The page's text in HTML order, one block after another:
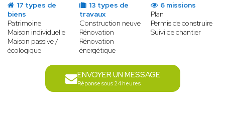
17 types de
biens
Patrimoine
Maison individuelle
Maison passive /
écologique
13 types de
travaux
Construction neuve
Rénovation
Rénovation
énergétique
6 missions
Plan
Permis de construire
Suivi de chantier
ENVOYER UN MESSAGE
Réponse sous 24 heures